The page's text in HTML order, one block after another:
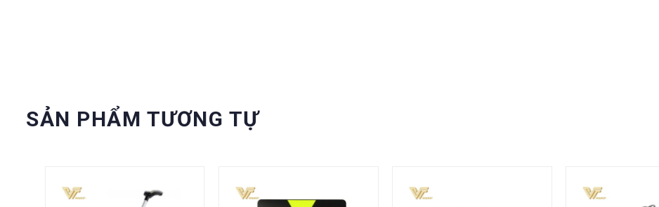
SẢN PHẨM TƯƠNG TỰ